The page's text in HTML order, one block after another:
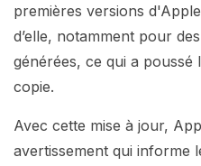
premières versions
d’elle, notamment pour
générées, ce qui a poussé
copie.
Avec cette mise à jour,
avertissement qui informe